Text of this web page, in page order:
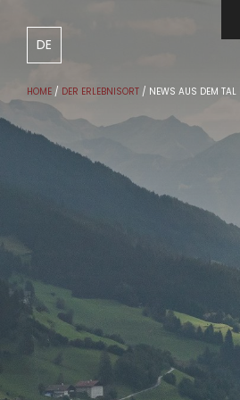
DE
HOME / DER ERLEBNISORT / NEWS AUS DEM TAL